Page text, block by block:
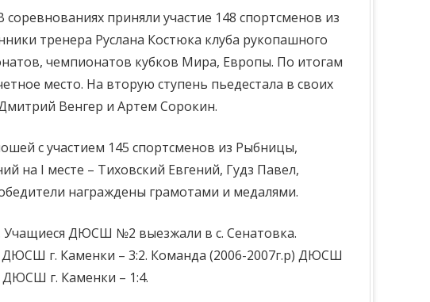
приняли участие 148 спортсменов из
тренера Руслана Костюка клуба рукопашного
чемпионатов кубков Мира, Европы. По итогам
место. На вторую ступень пьедестала в своих
Венгер и Артем Сорокин.
с участием 145 спортсменов из Рыбницы,
на I месте – Тиховский Евгений, Гудз Павел,
награждены грамотами и медалями.
Учащиеся ДЮСШ №2 выезжали в с. Сенатовка.
г. Каменки – 3:2. Команда (2006-2007г.р) ДЮСШ
г. Каменки – 1:4.